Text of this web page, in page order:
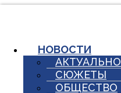
НОВОСТИ
АКТУАЛЬНО
СЮЖЕТЫ
ОБЩЕСТВО